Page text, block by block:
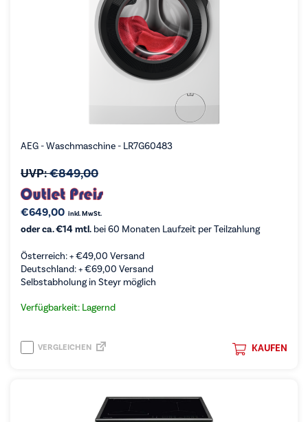
AEG - Waschmaschine - LR7G60483
UVP:€849,00
€649,00 inkl. MwSt.
oder ca. €14 mtl. bei 60 Monaten Laufzeit per Teilzahlung
Österreich: +€49,00 Versand
Deutschland: +€69,00 Versand
Selbstabholung in Steyr möglich
Verfügbarkeit: Lagernd
KAUFEN
VERGLEICHEN